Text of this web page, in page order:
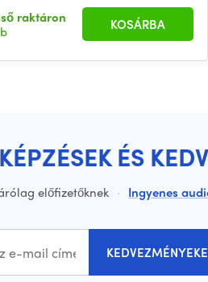
raktáron
KOSÁRBA
ÉS
előfizetőknek · Ingyenes